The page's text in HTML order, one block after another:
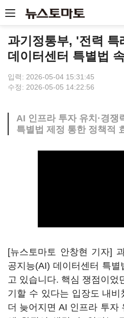
과기정통부, '전력
데이터센터 특별법
입력: 2026-05-04 15:31:45
수정: 2026-05-05 14:22:56
AI 인프라 투자 유치·경쟁
특별법 제정 통한 정책적
[뉴스토마토 안창현 기자]
공지능(AI) 데이터센터 특
고 있습니다. 핵심 쟁점이었
기할 수 있다는 입장도 내비
더 늦어지면 AI 인프라 투자